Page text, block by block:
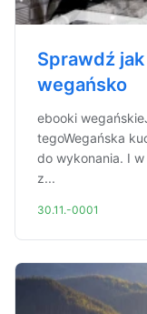
Sprawdź
wegańsko
ebooki
tegoWegańska
do wykonania. I
z...
30.11.-0001